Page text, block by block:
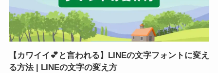
【カワイイ💕と言われる】LINEの文字フォントに変え
る方法 | LINEの文字の変え方